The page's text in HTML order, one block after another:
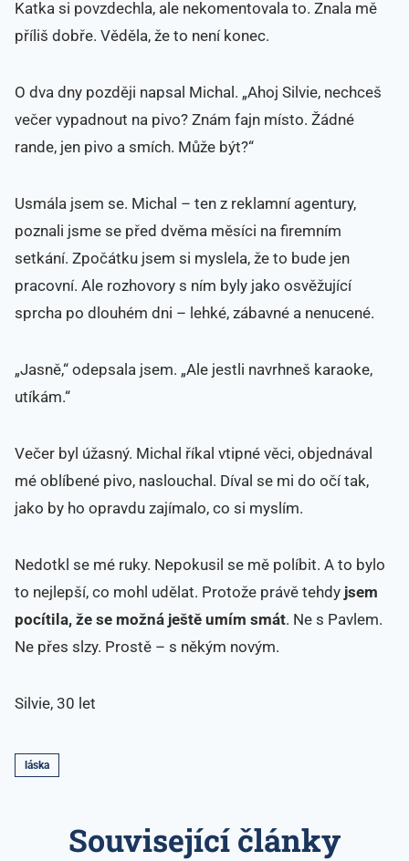
Katka si povzdechla, ale nekomentovala to. Znala mě
příliš dobře. Věděla, že to není konec.
O dva dny později napsal Michal. „Ahoj Silvie, nechceš
večer vypadnout na pivo? Znám fajn místo. Žádné
rande, jen pivo a smích. Může být?“
Usmála jsem se. Michal – ten z reklamní agentury,
poznali jsme se před dvěma měsíci na firemním
setkání. Zpočátku jsem si myslela, že to bude jen
pracovní. Ale rozhovory s ním byly jako osvěžující
sprcha po dlouhém dni – lehké, zábavné a nenucené.
„Jasně,“ odepsala jsem. „Ale jestli navrhneš karaoke,
utíkám.“
Večer byl úžasný. Michal říkal vtipné věci, objednával
mé oblíbené pivo, naslouchal. Díval se mi do očí tak,
jako by ho opravdu zajímalo, co si myslím.
Nedotkl se mé ruky. Nepokusil se mě políbit. A to bylo
to nejlepší, co mohl udělat. Protože právě tehdy jsem
pocítila, že se možná ještě umím smát. Ne s Pavlem.
Ne přes slzy. Prostě – s někým novým.
Silvie, 30 let
láska
Související články